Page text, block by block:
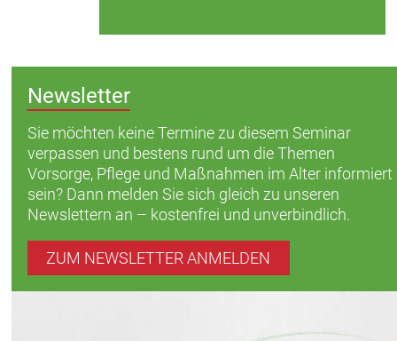
Newsletter
Sie möchten keine Termine zu diesem Seminar
verpassen und bestens rund um die Themen
Vorsorge, Pflege und Maßnahmen im Alter informiert
sein? Dann melden Sie sich gleich zu unseren
Newslettern an – kostenfrei und unverbindlich.
ZUM NEWSLETTER ANMELDEN